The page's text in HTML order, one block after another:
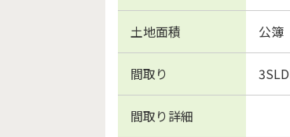
土地面積 公
間取り
間取り詳細